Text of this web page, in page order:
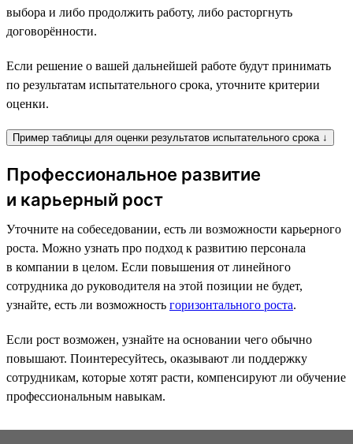
выбора и либо продолжить работу, либо расторгнуть
договорённости.
Если решение о вашей дальнейшей работе будут принимать
по результатам испытательного срока, уточните критерии
оценки.
Пример таблицы для оценки результатов испытательного срока ↓
Профессиональное развитие
и карьерный рост
Уточните на собеседовании, есть ли возможности карьерного
роста. Можно узнать про подход к развитию персонала
в компании в целом. Если повышения от линейного
сотрудника до руководителя на этой позиции не будет,
узнайте, есть ли возможность горизонтального роста.
Если рост возможен, узнайте на основании чего обычно
повышают. Поинтересуйтесь, оказывают ли поддержку
сотрудникам, которые хотят расти, компенсируют ли обучение
профессиональным навыкам.